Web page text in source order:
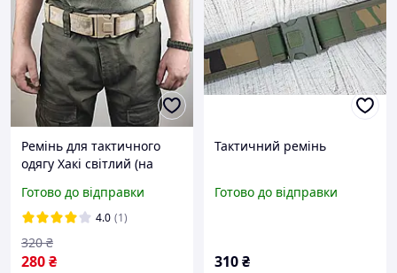
Ремінь для тактичного
одягу Хакі світлий (на
Готово до відправки
4.0 (1)
280₴
320 ₴
Тактичний ремінь
Готово до відправки
310₴